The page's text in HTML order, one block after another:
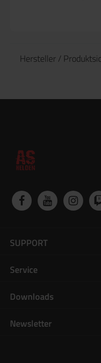
Hersteller /
Newsletter
SUPPORT
Service
Downloads